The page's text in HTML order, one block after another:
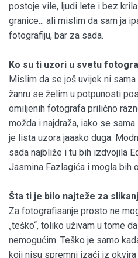
postoje vile, ljudi lete i bez
granice... ali mislim da sam ja
fotografiju, bar za sada.
Ko su ti uzori u svetu
Mislim da se još uvijek ni
žanru se želim u potpunosti
omiljenih fotografa prilično
možda i najdraža, iako se
je lista uzora jaaako duga.
sada najbliže i tu bih izdvojila
Jasmina Fazlagića i mogla bih
Šta ti je bilo najteže za
Za fotografisanje prosto ne
„teško“, toliko uživam u tome
nemogućim. Teško je samo
koji nisu spremni izaći iz okvira